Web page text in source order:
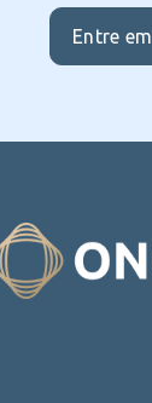
Entre